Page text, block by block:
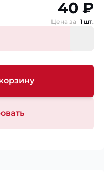
40 ₽
Цена за 1 шт.